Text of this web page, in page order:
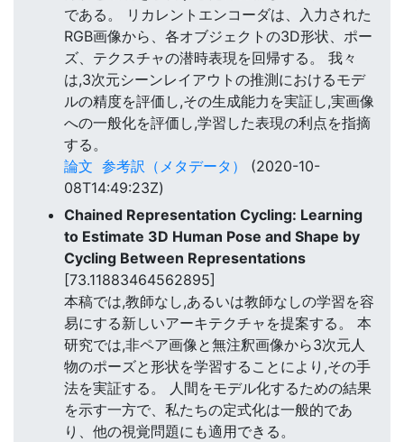
である。 リカレントエンコーダは、入力された
RGB画像から、各オブジェクトの3D形状、ポー
ズ、テクスチャの潜時表現を回帰する。 我々
は,3次元シーンレイアウトの推測におけるモデ
ルの精度を評価し,その生成能力を実証し,実画像
への一般化を評価し,学習した表現の利点を指摘
する。
論文 参考訳（メタデータ）
(2020-10-
08T14:49:23Z)
Chained Representation Cycling: Learning
to Estimate 3D Human Pose and Shape by
Cycling Between Representations
[73.11883464562895]
本稿では,教師なし,あるいは教師なしの学習を容
易にする新しいアーキテクチャを提案する。 本
研究では,非ペア画像と無注釈画像から3次元人
物のポーズと形状を学習することにより,その手
法を実証する。 人間をモデル化するための結果
を示す一方で、私たちの定式化は一般的であ
り、他の視覚問題にも適用できる。